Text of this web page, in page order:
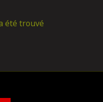
été trouvé